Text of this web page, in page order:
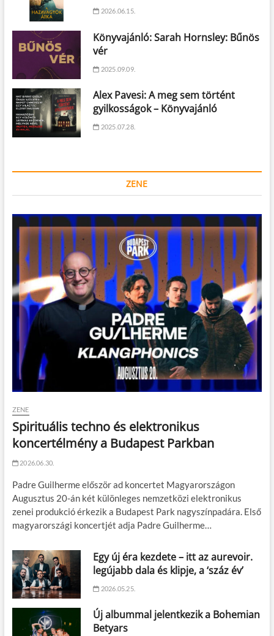
2026.06.15.
Könyvajánló: Sarah Hornsley: Bűnös
vér
2025.09.09.
Alex Pavesi: A meg sem történt
gyilkosságok – Könyvajánló
2025.07.28.
ZENE
ZENE
Spirituális techno és elektronikus
koncertélmény a Budapest Parkban
2026.06.30.
Padre Guilherme először ad koncertet Magyarországon
Augusztus 20-án két különleges nemzetközi elektronikus
zenei produkció érkezik a Budapest Park nagyszínpadára. Első
magyarországi koncertjét adja Padre Guilherme…
Egy új éra kezdete – itt az aurevoir.
legújabb dala és klipje, a ‘száz év’
2026.05.25.
Új albummal jelentkezik a Bohemian
Betyars